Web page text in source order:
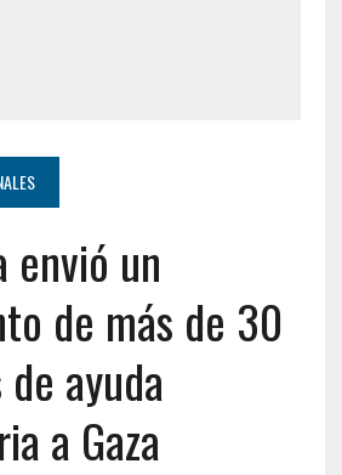
envió un
de más de 30
ayuda
a Gaza